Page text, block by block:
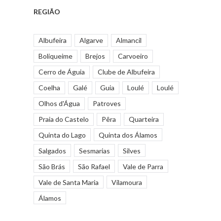
REGIÃO
Albufeira Algarve
Almancil
Boliqueime
Brejos
Carvoeiro
Cerro de Águia
Clube de Albufeira
Coelha
Galé Guia Loulé
Loulé
Olhos d'Água
Patroves
Praia do Castelo
Pêra
Quarteira
Quinta do Lago
Quinta dos Álamos
Salgados
Sesmarias
Silves
São Brás
São Rafael
Vale de Parra
Vale de Santa Maria
Vilamoura
Álamos